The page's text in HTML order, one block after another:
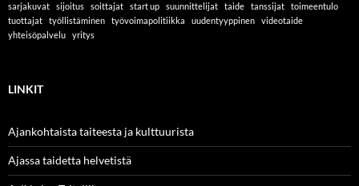
sarjakuvat
sijoitus soittajat start up suunnittelijat taide tanssijat
toimeentulo
tuottajat
työllistäminen työvoimapolitiikka uudentyyppinen
videotaide
yhteisöpalvelu
yritys
LINKIT
Ajankohtaista taiteesta ja kulttuurista
Ajassa taidetta helvetistä